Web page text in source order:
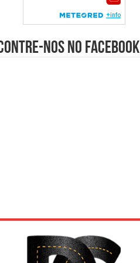
nos no Facebook